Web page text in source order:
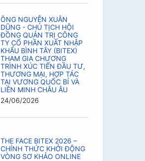
ÔNG NGUYỄN XUÂN
DŨNG - CHỦ TỊCH HỘI
ĐỒNG QUẢN TRỊ CÔNG
TY CỔ PHẦN XUẤT NHẬP
KHẨU BÌNH TÂY (BITEX)
THAM GIA CHƯƠNG
TRÌNH XÚC TIẾN ĐẦU TƯ,
THƯƠNG MẠI, HỢP TÁC
TẠI VƯƠNG QUỐC BỈ VÀ
LIÊN MINH CHÂU ÂU
24/06/2026
THE FACE BITEX 2026 –
CHÍNH THỨC KHỞI ĐỘNG
VÒNG SƠ KHẢO ONLINE